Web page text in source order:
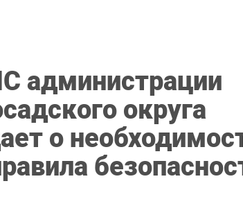
администрации
округа
о